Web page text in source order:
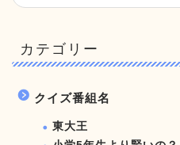
カテゴリー
クイズ番組名
東大王